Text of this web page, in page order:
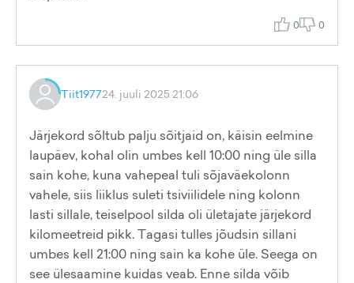
0 0
Tiit197724. juuli 2025 21:06
Järjekord sõltub palju sõitjaid on, käisin eelmine
laupäev, kohal olin umbes kell 10:00 ning üle silla
sain kohe, kuna vahepeal tuli sõjaväekolonn
vahele, siis liiklus suleti tsiviilidele ning kolonn
lasti sillale, teiselpool silda oli ületajate järjekord
kilomeetreid pikk. Tagasi tulles jõudsin sillani
umbes kell 21:00 ning sain ka kohe üle. Seega on
see ülesaamine kuidas veab. Enne silda võib